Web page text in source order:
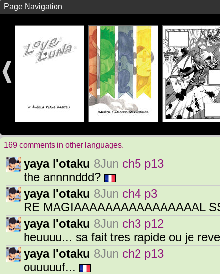
Page Navigation
169 comments in other languages.
yaya l'otaku 8Jun ch5 p13
the annnnddd?
yaya l'otaku 8Jun ch4 p3
RE MAGIAAAAAAAAAAAAAAAAL
yaya l'otaku 8Jun ch3 p12
heuuuu... sa fait tres rapide ou je
yaya l'otaku 8Jun ch2 p13
ouuuuuf...